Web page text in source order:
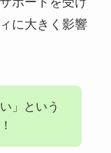
に大きく影響
」という